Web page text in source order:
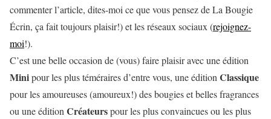
commenter l’article, dites-moi ce que vous pensez de La Bougie
Écrin, ça fait toujours plaisir!) et les réseaux sociaux (rejoignez-
moi!).
C’est une belle occasion de (vous) faire plaisir avec une édition
Minipour les plus téméraires d’entre vous, une éditionClassique
pour les amoureuses (amoureux!) des bougies et belles fragrances
ou une éditionCréateurspour les plus convaincues ou les plus